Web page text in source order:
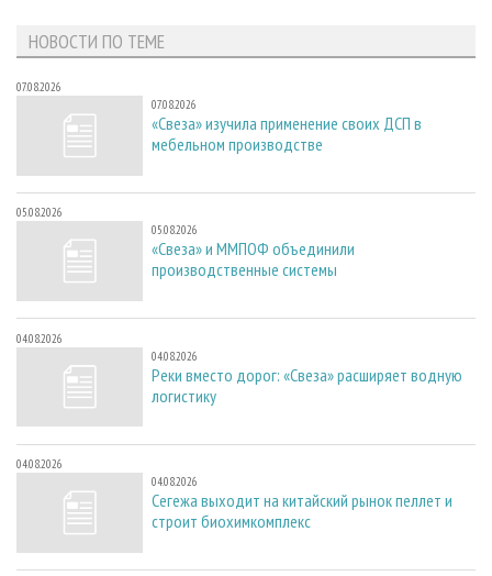
НОВОСТИ ПО ТЕМЕ
07.08.2026
07.08.2026
«Свеза» изучила применение своих ДСП в
мебельном производстве
05.08.2026
05.08.2026
«Свеза» и ММПОФ объединили
производственные системы
04.08.2026
04.08.2026
Реки вместо дорог: «Свеза» расширяет водную
логистику
04.08.2026
04.08.2026
Сегежа выходит на китайский рынок пеллет и
строит биохимкомплекс